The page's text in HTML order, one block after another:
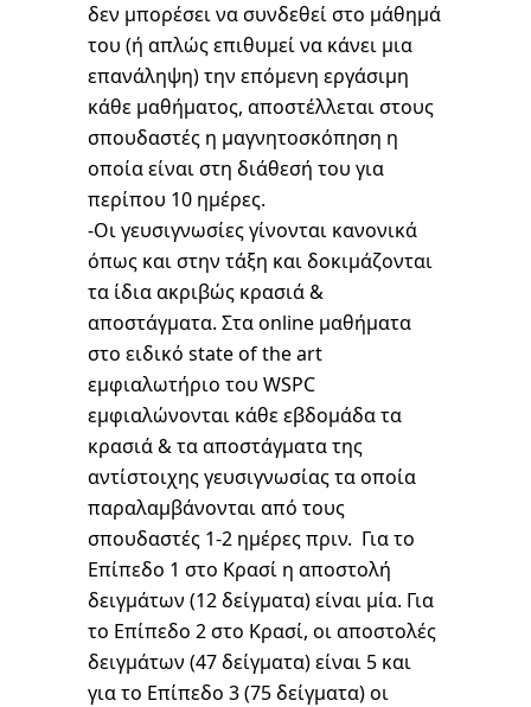
δεν μπορέσει να συνδεθεί στο μάθημά
του (ή απλώς επιθυμεί να κάνει μια
επανάληψη) την επόμενη εργάσιμη
κάθε μαθήματος, αποστέλλεται στους
σπουδαστές η μαγνητοσκόπηση η
οποία είναι στη διάθεσή του για
περίπου 10 ημέρες.
-Οι γευσιγνωσίες γίνονται κανονικά
όπως και στην τάξη και δοκιμάζονται
τα ίδια ακριβώς κρασιά &
αποστάγματα. Στα online μαθήματα
στο ειδικό state of the art
εμφιαλωτήριο του WSPC
εμφιαλώνονται κάθε εβδομάδα τα
κρασιά & τα αποστάγματα της
αντίστοιχης γευσιγνωσίας τα οποία
παραλαμβάνονται από τους
σπουδαστές 1-2 ημέρες πριν. Για το
Επίπεδο 1 στο Κρασί η αποστολή
δειγμάτων (12 δείγματα) είναι μία. Για
το Επίπεδο 2 στο Κρασί, οι αποστολές
δειγμάτων (47 δείγματα) είναι 5 και
για το Επίπεδο 3 (75 δείγματα) οι